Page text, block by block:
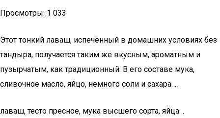
Просмотры: 1 033
Этот тонкий лаваш, испечённый в домашних условиях без
тандыра, получается таким же вкусным, ароматным и
пузырчатым, как традиционный. В его составе мука,
сливочное масло, яйцо, немного соли и сахара….
лаваш, тесто пресное, мука высшего сорта, яйца…